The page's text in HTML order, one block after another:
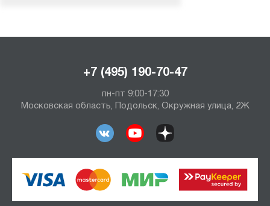
+7 (495) 190-70-47
пн-пт 9:00-17:30
Московская область, Подольск, Окружная улица, 2Ж